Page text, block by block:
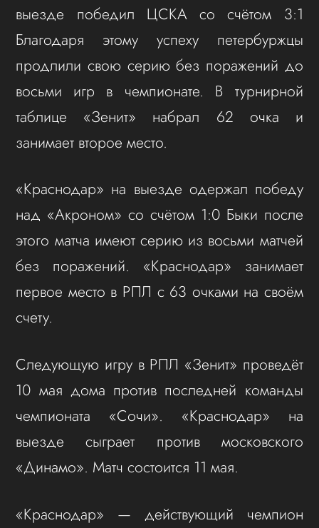
выезде победил ЦСКА со счётом 3:1
Благодаря этому успеху петербуржцы
продлили свою серию без поражений до
восьми игр в чемпионате. В турнирной
таблице «Зенит» набрал 62 очка и
занимает второе место.
«Краснодар» на выезде одержал победу
над «Акроном» со счётом 1:0 Быки после
этого матча имеют серию из восьми матчей
без поражений. «Краснодар» занимает
первое место в РПЛ с 63 очками на своём
счету.
Следующую игру в РПЛ «Зенит» проведёт
10 мая дома против последней команды
чемпионата «Сочи». «Краснодар» на
выезде сыграет против московского
«Динамо». Матч состоится 11 мая.
«Краснодар» — действующий чемпион